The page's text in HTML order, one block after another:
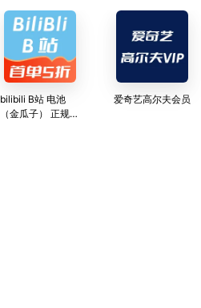
bilibili B站 电池
（金瓜子） 正规渠
爱奇艺高尔夫会员